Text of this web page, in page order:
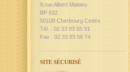
9,rue Albert Mahieu
BP 832
50108 Cherbourg Cedex
Tél. : 02 33 93 55 91
Fax : 02 33 93 56 74
SITE SÉCURISÉ